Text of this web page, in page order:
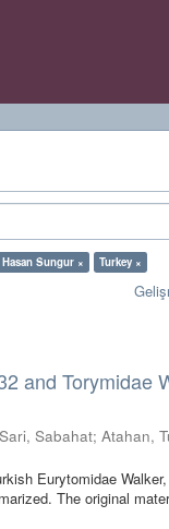
Sungur × Turkey ×
and Torymidae
Sari, Sabahat;Atahan,
Eurytomidae
The original